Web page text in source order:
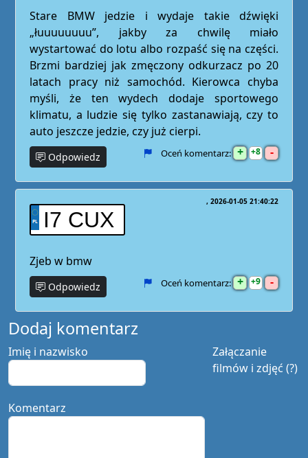
Stare BMW jedzie i wydaje takie dźwięki
„łuuuuuuuu”, jakby za chwilę miało
wystartować do lotu albo rozpaść się na części.
Brzmi bardziej jak zmęczony odkurzacz po 20
latach pracy niż samochód. Kierowca chyba
myśli, że ten wydech dodaje sportowego
klimatu, a ludzie się tylko zastanawiają, czy to
auto jeszcze jedzie, czy już cierpi.
Odpowiedz Oceń komentarz: + 8 -
I7 CUX
2026-01-05 21:40:22
Zjeb w bmw
Odpowiedz Oceń komentarz: + 9 -
Dodaj komentarz
Załączanie
filmów i zdjęć (?)
Imię i nazwisko
Komentarz